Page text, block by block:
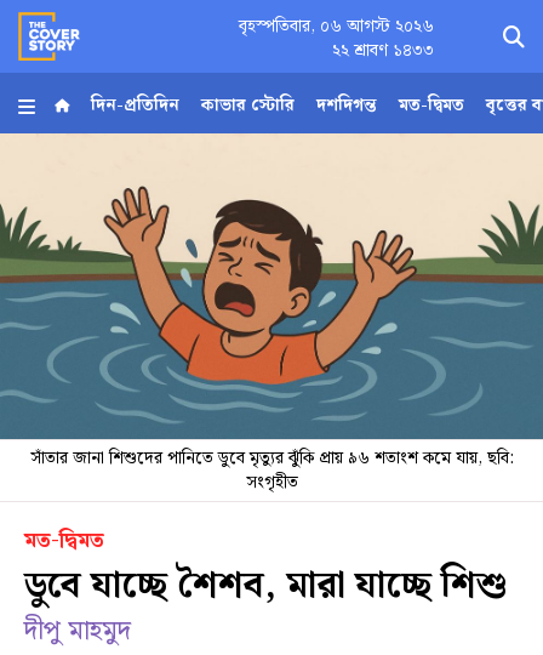
বৃহস্পতিবার, ০৬ আগস্ট ২০২৬
২২ শ্রাবণ ১৪৩৩
হোম
আর্কাইভ
কনভার্টার
Follow
Us
দিন-প্রতিদিন কাভার স্টোরি দশদিগন্ত মত-দ্বিমত বৃত্তের
সাঁতার জানা শিশুদের পানিতে ডুবে মৃত্যুর ঝুঁকি প্রায় ৯৬ শতাংশ কমে যায়, ছবি:
সংগৃহীত
মত-দ্বিমত
ডুবে যাচ্ছে শৈশব, মারা যাচ্ছে শিশু
দীপু মাহমুদ